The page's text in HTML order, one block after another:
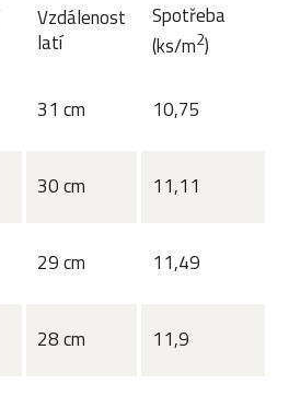
Vzdálenost
latí
Spotřeba
(ks/m2)
31 cm 10,75
30 cm 11,11
29 cm 11,49
28 cm 11,9